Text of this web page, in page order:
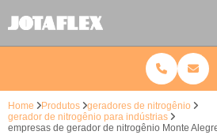
Home Produtos
geradores de nitrogênio
gerador de nitrogênio para indústrias
empresas de gerador de nitrogênio Monte